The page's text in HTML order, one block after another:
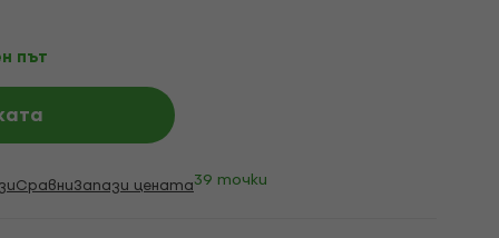
път
СравниЗапази цената39 точки